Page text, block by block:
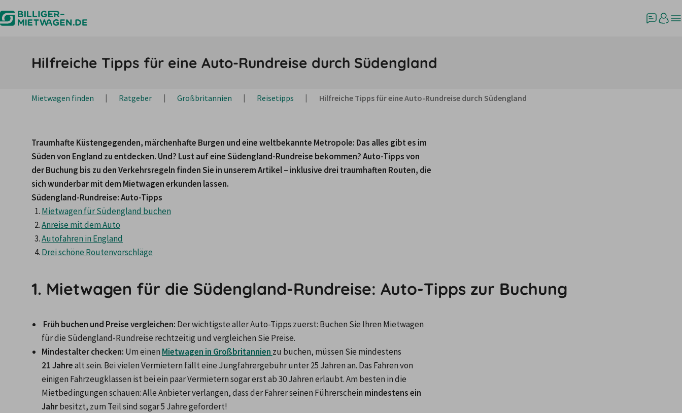
Hilfreiche Tipps für eine Auto-Rundreise durch Südengland
Mietwagen finden Ratgeber Großbritannien Reisetipps Hilfreiche Tipps für eine Auto-Rundreise durch Südengland
Traumhafte Küstengegenden, märchenhafte Burgen und eine weltbekannte Metropole: Das alles gibt es im
Süden von England zu entdecken. Und? Lust auf eine Südengland-Rundreise bekommen? Auto-Tipps von
der Buchung bis zu den Verkehrsregeln finden Sie in unserem Artikel – inklusive drei traumhaften Routen, die
sich wunderbar mit dem Mietwagen erkunden lassen.
Südengland-Rundreise: Auto-Tipps
Mietwagen für Südengland buchen
Anreise mit dem Auto
Autofahren in England
Drei schöne Routenvorschläge
1. Mietwagen für die Südengland-Rundreise: Auto-Tipps zur Buchung
Früh buchen und Preise vergleichen: Der wichtigste aller Auto-Tipps zuerst: Buchen Sie Ihren Mietwagen
für die Südengland-Rundreise rechtzeitig und vergleichen Sie Preise.
Mindestalter checken: Um einen Mietwagen in Großbritannien
21 Jahre alt sein. Bei vielen Vermietern fällt eine Jungfahrergebühr unter 25 Jahren an. Das Fahren von
einigen Fahrzeugklassen ist bei ein paar Vermietern sogar erst ab 30 Jahren erlaubt. Am besten in die
Mietbedingungen schauen: Alle Anbieter verlangen, dass der Fahrer seinen Führerschein mindestens ein
Jahr besitzt, zum Teil sind sogar 5 Jahre gefordert!